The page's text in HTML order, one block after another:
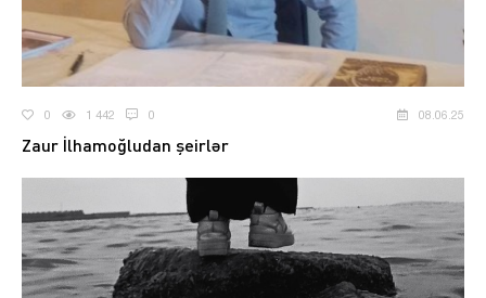
0 1 442 0 08.06.25
Zaur İlhamoğludan şeirlər